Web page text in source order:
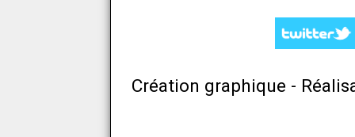
Création graphique -